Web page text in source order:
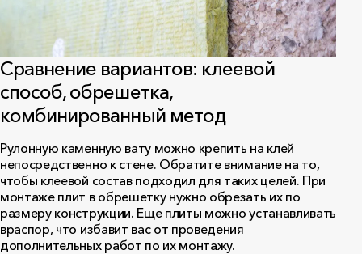
Сравнение вариантов: клеевой
способ, обрешетка,
комбинированный метод
Рулонную каменную вату можно крепить на клей
непосредственно к стене. Обратите внимание на то,
чтобы клеевой состав подходил для таких целей. При
монтаже плит в обрешетку нужно обрезать их по
размеру конструкции. Еще плиты можно устанавливать
враспор, что избавит вас от проведения
дополнительных работ по их монтажу.